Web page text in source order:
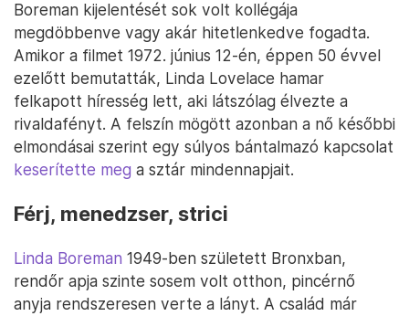
Boreman kijelentését sok volt kollégája
megdöbbenve vagy akár hitetlenkedve fogadta.
Amikor a filmet 1972. június 12-én, éppen 50 évvel
ezelőtt bemutatták, Linda Lovelace hamar
felkapott híresség lett, aki látszólag élvezte a
rivaldafényt. A felszín mögött azonban a nő későbbi
elmondásai szerint egy súlyos bántalmazó kapcsolat
keserítette meg a sztár mindennapjait.
Férj, menedzser, strici
Linda Boreman 1949-ben született Bronxban,
rendőr apja szinte sosem volt otthon, pincérnő
anyja rendszeresen verte a lányt. A család már